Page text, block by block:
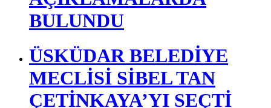
MİLLETVEKİLİ BİRAL
AYDIN ÜSKÜDAR’DA
YAPILAN TOPLANTIDA
AÇIKLAMALARDA
BULUNDU